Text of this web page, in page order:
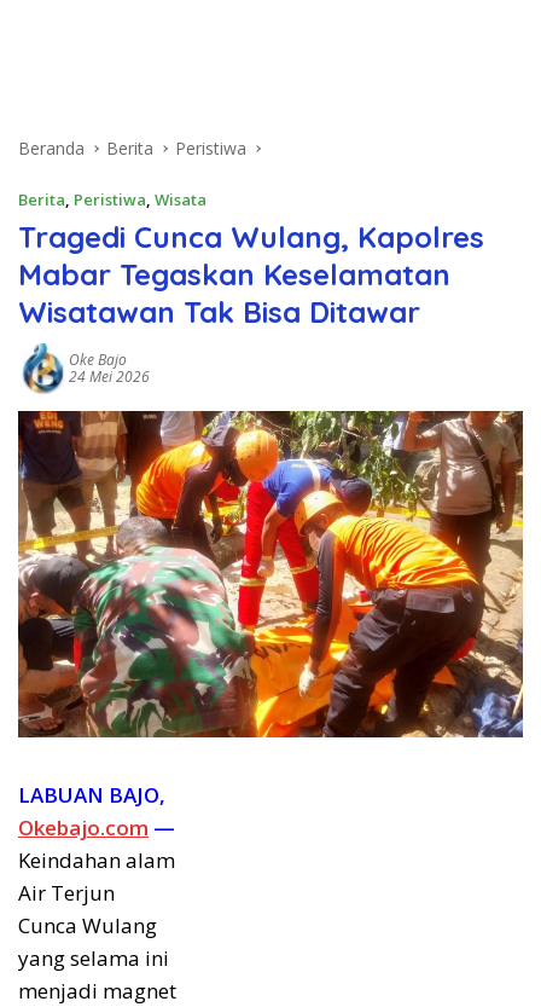
Beranda Berita Peristiwa
Berita, Peristiwa, Wisata
Tragedi Cunca Wulang, Kapolres
Mabar Tegaskan Keselamatan
Wisatawan Tak Bisa Ditawar
Oke Bajo
24 Mei 2026
LABUAN BAJO,
Okebajo.com —
Keindahan alam
Air Terjun
Cunca Wulang
yang selama ini
menjadi magnet